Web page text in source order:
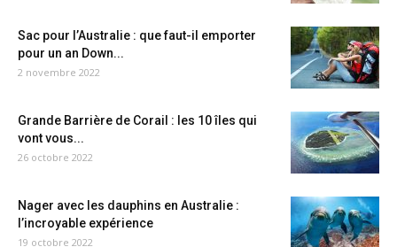
Sac pour l’Australie : que faut-il emporter
pour un an Down...
2 novembre 2022
Grande Barrière de Corail : les 10 îles qui
vont vous...
26 octobre 2022
Nager avec les dauphins en Australie :
l’incroyable expérience
19 octobre 2022